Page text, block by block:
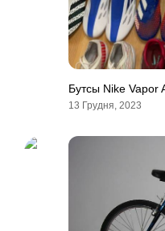
Бутсы Nike Vapor
13 Грудня, 2023